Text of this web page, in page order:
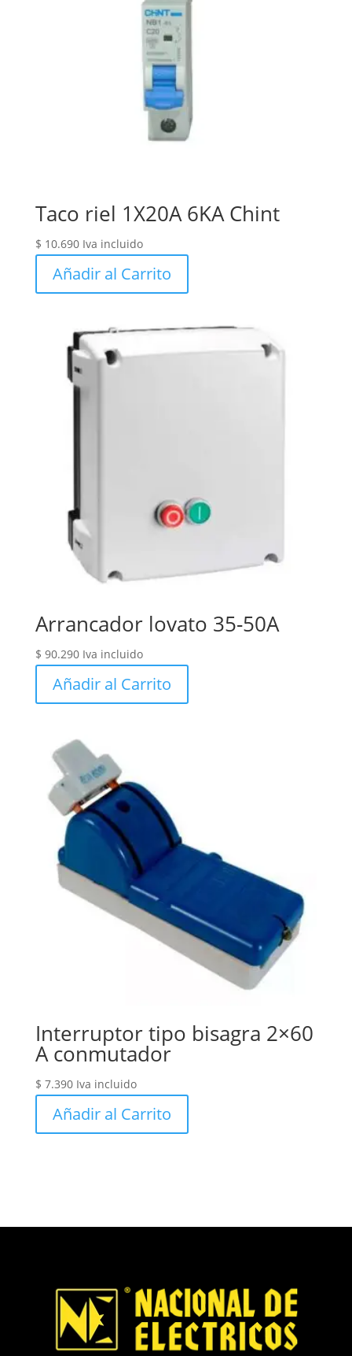
Taco riel 1X20A 6KA Chint
$ 10.690 Iva incluido
Añadir al Carrito
Arrancador lovato 35-50A
$ 90.290 Iva incluido
Añadir al Carrito
Interruptor tipo bisagra 2×60
A conmutador
$ 7.390 Iva incluido
Añadir al Carrito